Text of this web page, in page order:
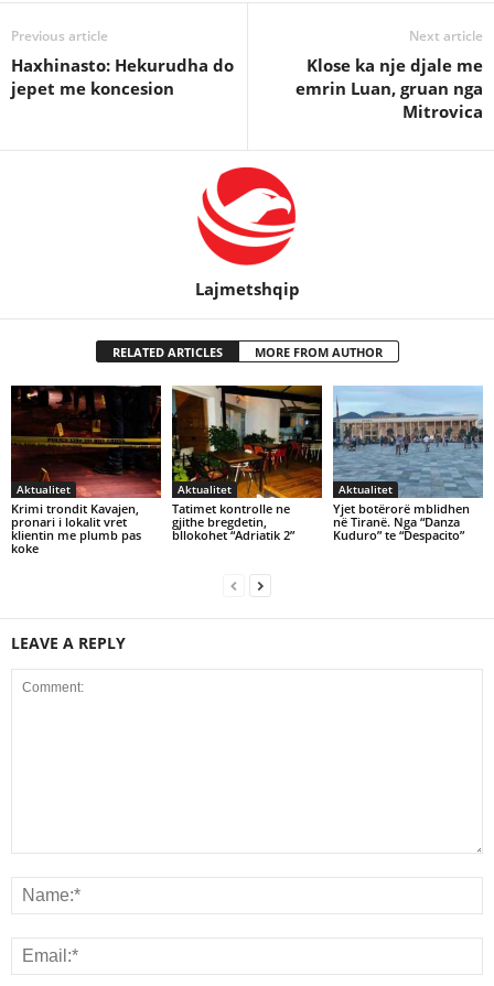
Previous article
Haxhinasto: Hekurudha do
jepet me koncesion
Next article
Klose ka nje djale me
emrin Luan, gruan nga
Mitrovica
Lajmetshqip
RELATED ARTICLES MORE FROM AUTHOR
Aktualitet
Krimi trondit Kavajen,
pronari i lokalit vret
klientin me plumb pas
koke
Aktualitet
Tatimet kontrolle ne
gjithe bregdetin,
bllokohet “Adriatik 2”
Aktualitet
Yjet botërorë mblidhen
në Tiranë. Nga “Danza
Kuduro” te “Despacito”
LEAVE A REPLY